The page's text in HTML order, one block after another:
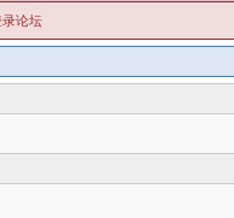
论坛